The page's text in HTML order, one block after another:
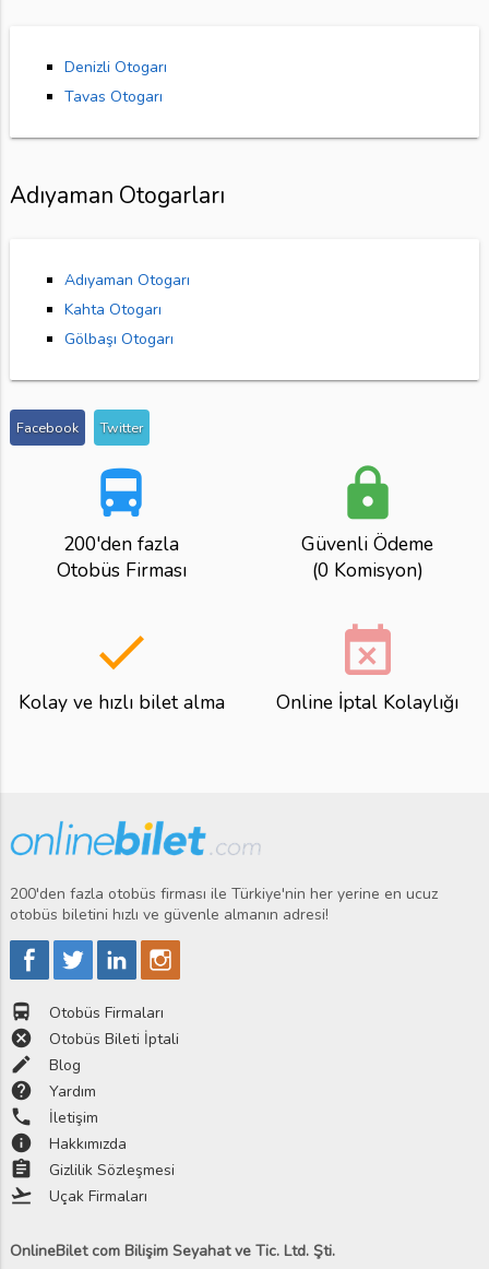
Denizli Otogarı
Tavas Otogarı
Adıyaman Otogarları
Adıyaman Otogarı
Kahta Otogarı
Gölbaşı Otogarı
Facebook Twitter
directions_bus
200'den fazla
Otobüs Firması
lock
Güvenli Ödeme
(0 Komisyon)
done
Kolay ve hızlı bilet alma
event_busy
Online İptal Kolaylığı
200'den fazla otobüs firması ile Türkiye'nin her yerine en ucuz
otobüs biletini hızlı ve güvenle almanın adresi!
directions_bus Otobüs Firmaları
cancel Otobüs Bileti İptali
edit Blog
help Yardım
phone İletişim
info Hakkımızda
assignment Gizlilik Sözleşmesi
flight_takeoff Uçak Firmaları
OnlineBilet com Bilişim Seyahat ve Tic. Ltd. Şti.